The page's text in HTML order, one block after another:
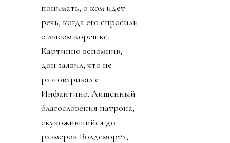
понимать, о ком идет
речь, когда его спросили
о лысом корешке.
Картинно вспомнив,
дон заявил, что не
разговаривал с
Инфантино. Лишенный
благословения патрона,
скукожившийся до
размеров Волдеморта,